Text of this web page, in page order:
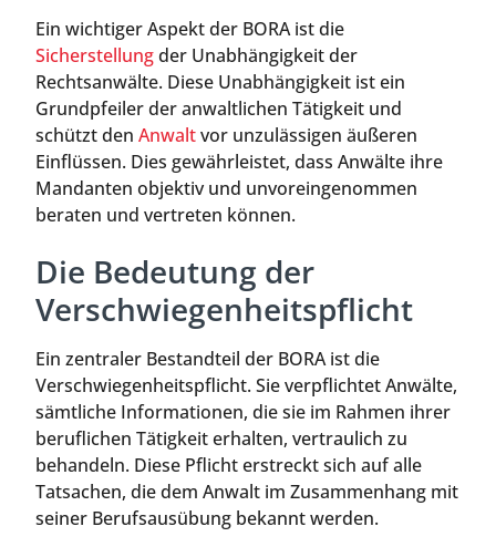
Ein wichtiger Aspekt der BORA ist die
Sicherstellungder Unabhängigkeit der
Rechtsanwälte. Diese Unabhängigkeit ist ein
Grundpfeiler der anwaltlichen Tätigkeit und
schützt den Anwaltvor unzulässigen äußeren
Einflüssen. Dies gewährleistet, dass Anwälte ihre
Mandanten objektiv und unvoreingenommen
beraten und vertreten können.
Die Bedeutung der
Verschwiegenheitspflicht
Ein zentraler Bestandteil der BORA ist die
Verschwiegenheitspflicht. Sie verpflichtet Anwälte,
sämtliche Informationen, die sie im Rahmen ihrer
beruflichen Tätigkeit erhalten, vertraulich zu
behandeln. Diese Pflicht erstreckt sich auf alle
Tatsachen, die dem Anwalt im Zusammenhang mit
seiner Berufsausübung bekannt werden.